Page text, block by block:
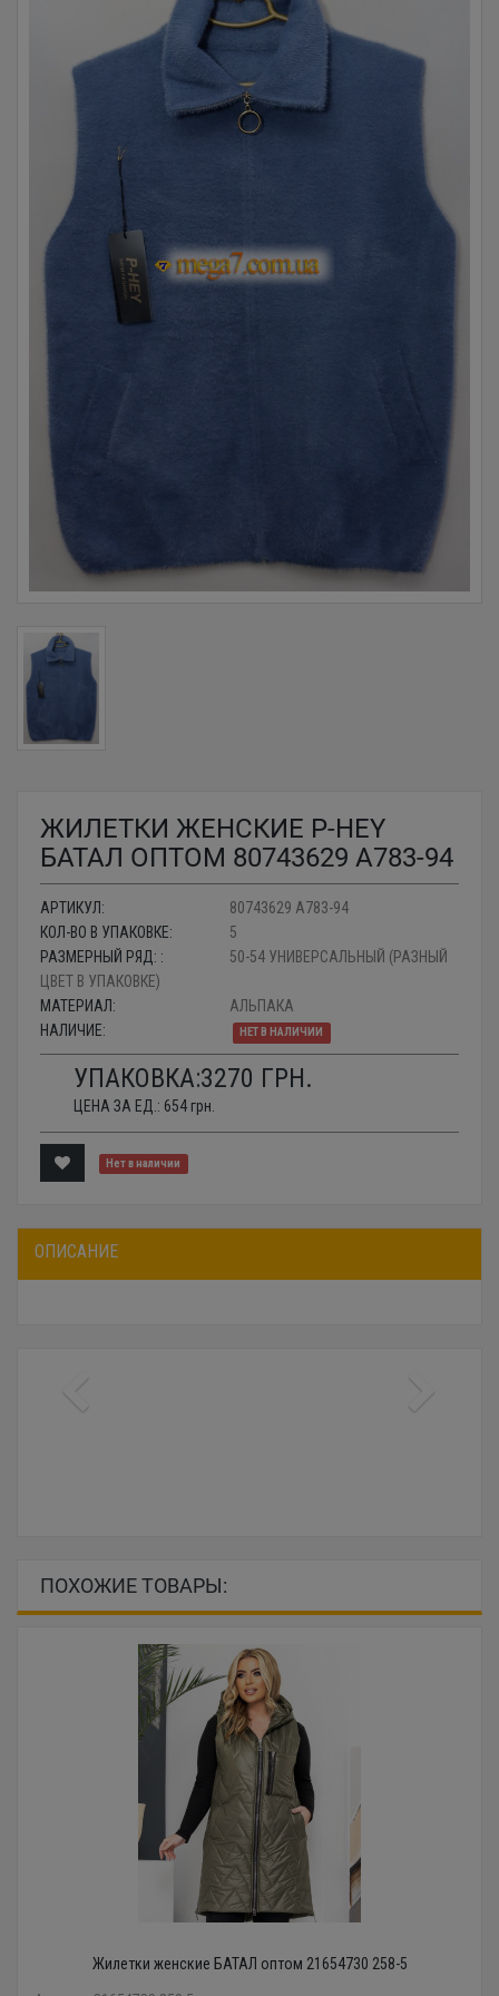
ЖИЛЕТКИ ЖЕНСКИЕ P-HEY
БАТАЛ ОПТОМ 80743629 A783-94
АРТИКУЛ:
80743629 A783-94
КОЛ-ВО В УПАКОВКЕ:
5
РАЗМЕРНЫЙ РЯД: :
50-54 УНИВЕРСАЛЬНЫЙ (РАЗНЫЙ
ЦВЕТ В УПАКОВКЕ)
МАТЕРИАЛ:
АЛЬПАКА
НАЛИЧИЕ:
НЕТ В НАЛИЧИИ
УПАКОВКА:3270 ГРН.
ЦЕНА ЗА ЕД.: 654 грн.
Нет в наличии
ОПИСАНИЕ
ПОХОЖИЕ ТОВАРЫ:
Жилетки женские БАТАЛ оптом 21654730 258-5